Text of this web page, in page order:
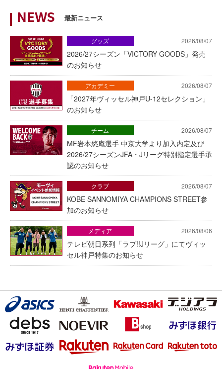
NEWS 最新ニュース
2026/08/07
2026/27シーズン「VICTORY GOODS」発売
のお知らせ
グッズ
2026/08/07
「2027年ヴィッセル神戸U-12セレクション」
のお知らせ
アカデミー
2026/08/07
MF岩本悠庵選手 中京大学より加入内定及び
2026/27シーズンJFA・Jリーグ特別指定選手承
認のお知らせ
チーム
2026/08/07
KOBE SANNOMIYA CHAMPIONS STREET参
加のお知らせ
クラブ
2026/08/06
テレビ朝日系列「ラブ!!Jリーグ」にてヴィッ
セル神戸特集のお知らせ
メディア